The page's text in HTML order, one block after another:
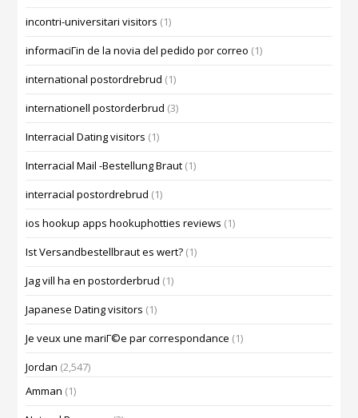
incontri-universitari visitors (1)
informaciГіn de la novia del pedido por correo (1)
international postordrebrud (1)
internationell postorderbrud (3)
Interracial Dating visitors (1)
Interracial Mail -Bestellung Braut (1)
interracial postordrebrud (1)
ios hookup apps hookuphotties reviews (1)
Ist Versandbestellbraut es wert? (1)
Jag vill ha en postorderbrud (1)
Japanese Dating visitors (1)
Je veux une mariГ©e par correspondance (1)
Jordan (2,547)
Amman (1)